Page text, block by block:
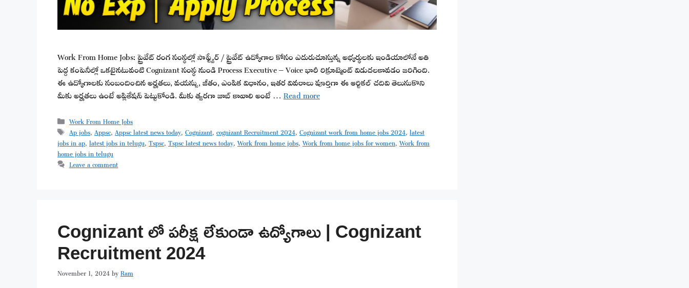
Work From Home Jobs: ప్రైవేట్ రంగ సంస్థల్లో సాఫ్ట్వేర్ / ప్రైవేట్ ఉద్యోగాల కోసం ఎదురుచూస్తున్న అభ్యర్థులకు ఇండియాలోనే అతి
పెద్ద కంపెనీల్లో ఒకటైనటువంటి Cognizant సంస్థ నుండి Process Executive – Voice భారీ రిక్రూట్మెంట్ విడుదలకావడం జరిగింది.
ఈ ఉద్యోగాలకు సంబందించిన అర్హతలు, వయస్సు, జీతం, ఎంపిక విధానం, ఇతర వివరాలు పూర్తిగా ఈ ఆర్టికల్ చదివి తెలుసుకొని
మీకు అర్హతలు ఉంటే అప్లికేషన్ పెట్టుకోండి. మీకు త్వరగా జాబ్ కావాలి అంటే …Read more
Categories
Work From Home Jobs
Tags
Ap jobs,Appsc,Appsc latest news today,Cognizant,cognizant Recruitment 2024,Cognizant work from home jobs 2024,latest
jobs in ap,latest jobs in telugu,Tspsc,Tspsc latest news today,Work from home jobs,Work from home jobs for women,Work from
home jobs in telugu
Leave a comment
Cognizant లో పరీక్ష లేకుండా ఉద్యోగాలు | Cognizant
Recruitment 2024
November 1, 2024byRam